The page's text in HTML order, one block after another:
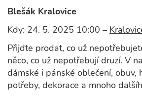
Blešák Kralovice
Kdy: 24. 5. 2025 10:00 –
Přijďte prodat, co už
něco, co už nepotřebují druzí. V
dámské i pánské oblečení, obuv,
potřeby, dekorace a mnoho